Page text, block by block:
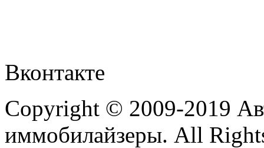
Вконтакте
Copyright © 2009-2019
иммобилайзеры. All